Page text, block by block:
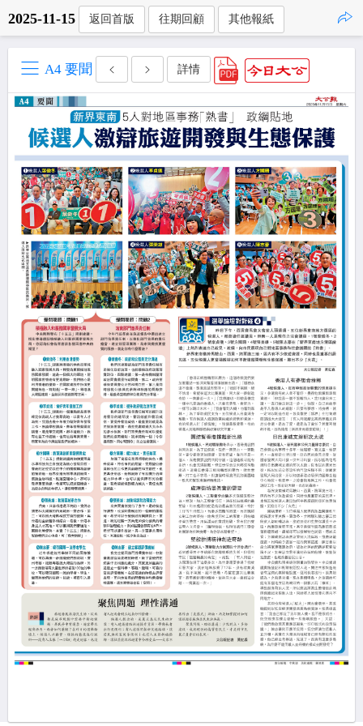
2025-11-15 返回首版 往期回顧 其他報紙
A4 要聞 詳情